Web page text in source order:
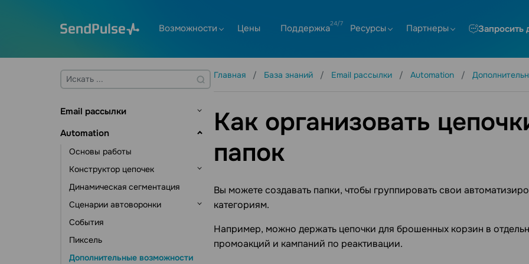
Возможности Цены Поддержка Ресурсы Партнеры Запросить
Email рассылки
Основы работы
Адресные книги и контакты
Управление контактами
Управление данными контактов
Инструменты подписки
Создание шаблона
Отправка рассылки
Email валидатор
Дополнительные возможности
Статистика и аналитика
Automation
Основы работы
Конструктор цепочек
Триггеры цепочки
Элементы коммуникации
Элементы действия
Другие элементы
Динамическая сегментация
Сценарии автоворонки
Автоматизация CRM
Автоматизация курсов
Автоматизация рассылок
События
Пиксель
Дополнительные возможности
Главная База знаний Email рассылки Automation
Как организовать
папок
Вы можете создавать папки, чтобы группировать свои
категориям.
Например, можно держать цепочки для брошенных корзин в
промоакций и кампаний по реактивации.